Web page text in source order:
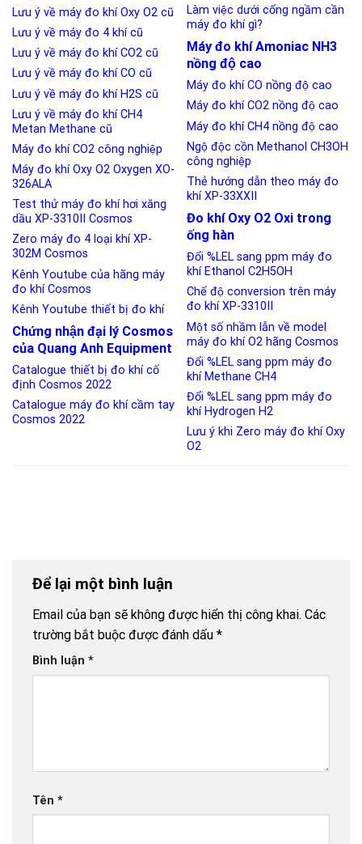
Lưu ý về máy đo khí Oxy O2 cũ
Lưu ý về máy đo 4 khí cũ
Lưu ý về máy đo khí CO2 cũ
Lưu ý về máy đo khí CO cũ
Lưu ý về máy đo khí H2S cũ
Lưu ý về máy đo khí CH4
Metan Methane cũ
Máy đo khí CO2 công nghiệp
Máy đo khí Oxy O2 Oxygen XO-
326ALA
Test thử máy đo khí hơi xăng
dầu XP-3310II Cosmos
Zero máy đo 4 loại khí XP-
302M Cosmos
Kênh Youtube của hãng máy
đo khí Cosmos
Kênh Youtube thiết bị đo khí
Chứng nhận đại lý Cosmos
của Quang Anh Equipment
Catalogue thiết bị đo khí cố
định Cosmos 2022
Catalogue máy đo khí cầm tay
Cosmos 2022
Làm việc dưới cống ngầm cần
máy đo khí gì?
Máy đo khí Amoniac NH3
nồng độ cao
Máy đo khí CO nồng độ cao
Máy đo khí CO2 nồng độ cao
Máy đo khí CH4 nồng độ cao
Ngộ độc cồn Methanol CH3OH
công nghiệp
Thẻ hướng dẫn theo máy đo
khí XP-33XXII
Đo khí Oxy O2 Oxi trong
ống hàn
Đổi %LEL sang ppm máy đo
khí Ethanol C2H5OH
Chế độ conversion trên máy
đo khí XP-3310II
Một số nhầm lẫn về model
máy đo khí O2 hãng Cosmos
Đổi %LEL sang ppm máy đo
khí Methane CH4
Đổi %LEL sang ppm máy đo
khí Hydrogen H2
Lưu ý khi Zero máy đo khí Oxy
O2
Để lại một bình luận
Email của bạn sẽ không được hiển thị công khai. Các
trường bắt buộc được đánh dấu *
Bình luận *
Tên *